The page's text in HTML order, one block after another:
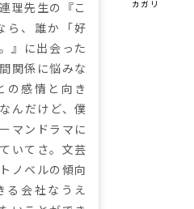
理先生の『こ
ら、誰か「好
』に出会った
関係に悩みな
の感情と向き
んだけど、僕
マンドラマに
いてさ。文芸
ノベルの傾向
る会社なうえ